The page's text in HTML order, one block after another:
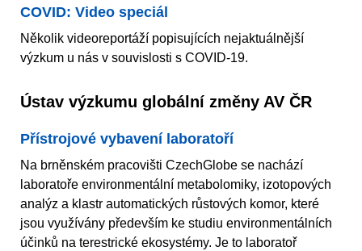
COVID: Video speciál
Několik videoreportáží popisujících nejaktuálnější
výzkum u nás v souvislosti s COVID-19.
Ústav výzkumu globální změny AV ČR
Přístrojové vybavení laboratoří
Na brněnském pracovišti CzechGlobe se nachází
laboratoře environmentální metabolomiky, izotopových
analýz a klastr automatických růstových komor, které
jsou využívány především ke studiu environmentálních
účinků na terestrické ekosystémy. Je to laboratoř